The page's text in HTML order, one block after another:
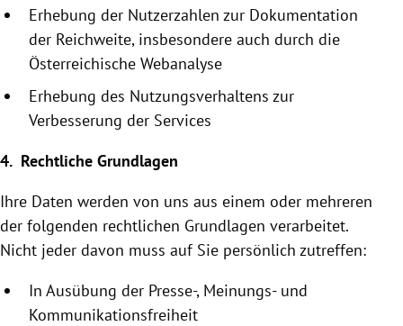
Erhebung der Nutzerzahlen zur Dokumentation
der Reichweite, insbesondere auch durch die
Österreichische Webanalyse
Erhebung des Nutzungsverhaltens zur
Verbesserung der Services
4. Rechtliche Grundlagen
Ihre Daten werden von uns aus einem oder mehreren
der folgenden rechtlichen Grundlagen verarbeitet.
Nicht jeder davon muss auf Sie persönlich zutreffen:
In Ausübung der Presse-, Meinungs- und
Kommunikationsfreiheit